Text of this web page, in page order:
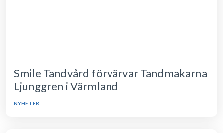
Smile Tandvård förvärvar Tandmakarna
Ljunggren i Värmland
NYHETER